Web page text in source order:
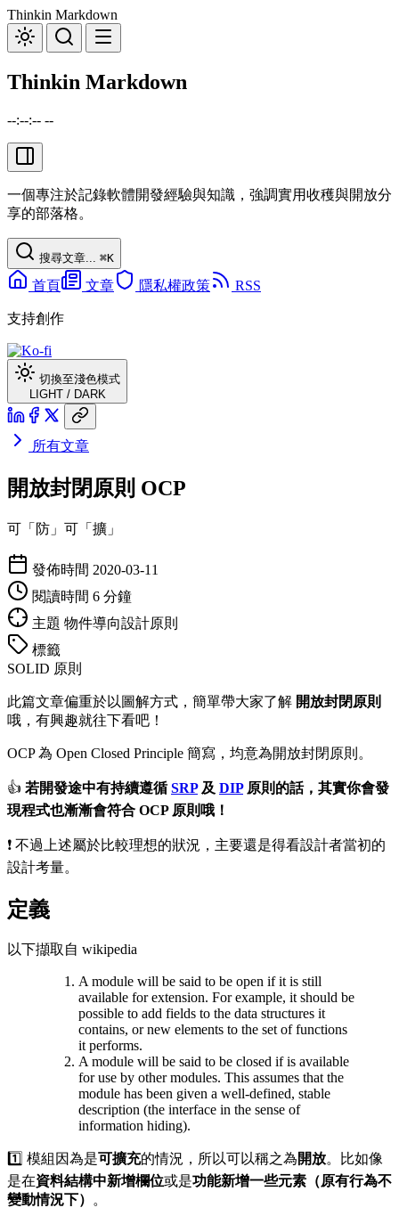
Thinkin Markdown
Thinkin Markdown
--:--:-- --
一個專注於記錄軟體開發經驗與知識，強調實用收穫與開放分
享的部落格。
搜尋文章... ⌘K
首頁 文章 隱私權政策 RSS
支持創作
切換至淺色模式
LIGHT / DARK
所有文章
開放封閉原則 OCP
可「防」可「擴」
發佈時間 2020-03-11
閱讀時間 6 分鐘
主題 物件導向設計原則
標籤
SOLID 原則
此篇文章偏重於以圖解方式，簡單帶大家了解 開放封閉原則
哦，有興趣就往下看吧！
OCP 為 Open Closed Principle 簡寫，均意為開放封閉原則。
👍 若開發途中有持續遵循SRP及 DIP原則的話，其實你會發
現程式也漸漸會符合 OCP 原則哦！
❗️ 不過上述屬於比較理想的狀況，主要還是得看設計者當初的
設計考量。
定義
以下擷取自 wikipedia
A module will be said to be open if it is still
available for extension. For example, it should be
possible to add fields to the data structures it
contains, or new elements to the set of functions
it performs.
A module will be said to be closed if is available
for use by other modules. This assumes that the
module has been given a well-defined, stable
description (the interface in the sense of
information hiding).
1️⃣ 模組因為是可擴充的情況，所以可以稱之為開放。比如像
是在資料結構中新增欄位或是功能新增一些元素（原有行為不
變動情況下） 。